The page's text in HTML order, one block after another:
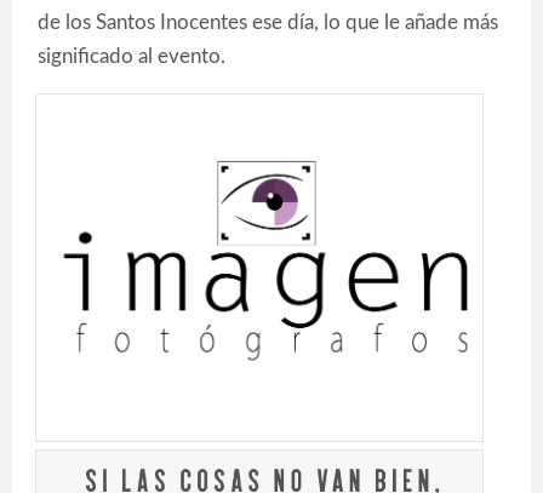
de los Santos Inocentes ese día, lo que le añade más
significado al evento.